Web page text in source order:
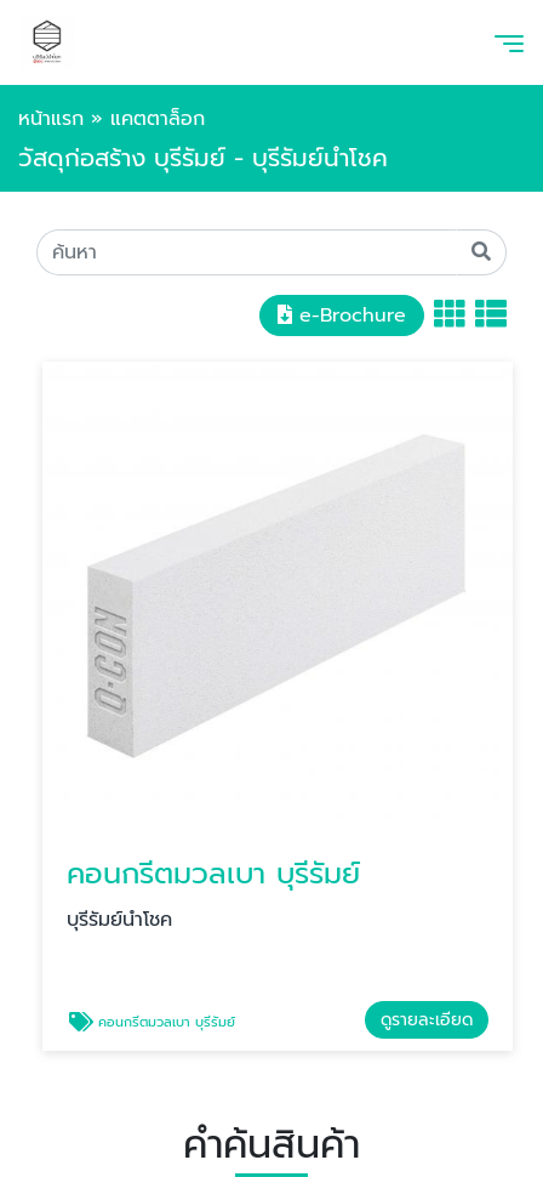
หน้าแรก » แคตตาล็อก
วัสดุก่อสร้าง บุรีรัมย์ - บุรีรัมย์นำโชค
e-Brochure
คอนกรีตมวลเบา บุรีรัมย์
บุรีรัมย์นำโชค
คอนกรีตมวลเบา บุรีรัมย์ ดูรายละเอียด
คำค้นสินค้า